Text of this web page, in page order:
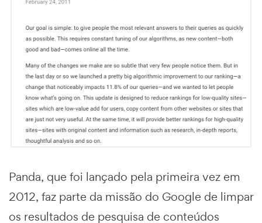
Panda, que foi lançado pela primeira vez em
2012, faz parte da missão do Google de limpar
os resultados de pesquisa de conteúdos